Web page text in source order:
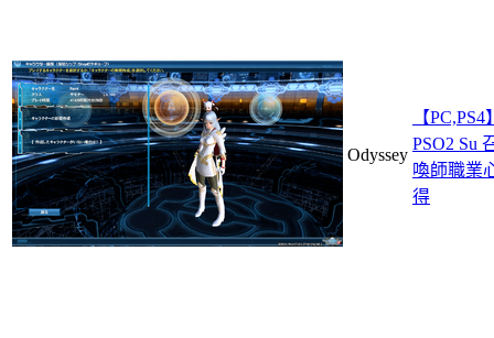
Odyssey
【PC,PS4
PSO2 Su
喚師職業
得